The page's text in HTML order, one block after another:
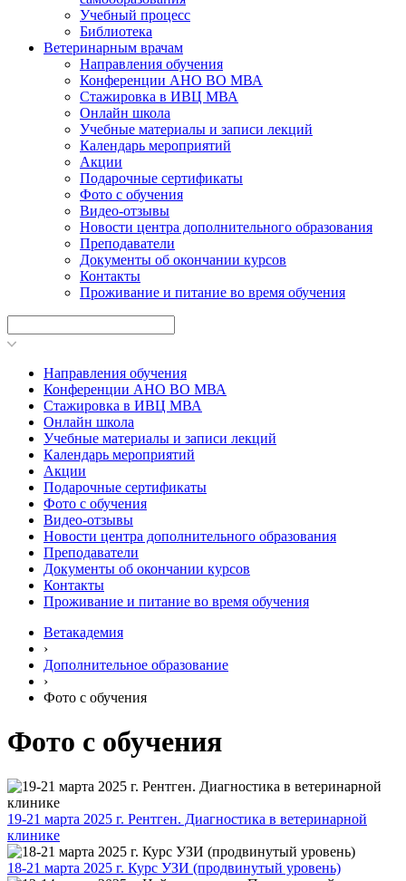
Учебный процесс
Библиотека
Ветеринарным врачам
Направления обучения
Конференции АНО ВО МВА
Стажировка в ИВЦ МВА
Онлайн школа
Учебные материалы и записи лекций
Календарь мероприятий
Акции
Подарочные сертификаты
Фото с обучения
Видео-отзывы
Новости центра дополнительного образования
Преподаватели
Документы об окончании курсов
Контакты
Проживание и питание во время обучения
Направления обучения
Конференции АНО ВО МВА
Стажировка в ИВЦ МВА
Онлайн школа
Учебные материалы и записи лекций
Календарь мероприятий
Акции
Подарочные сертификаты
Фото с обучения
Видео-отзывы
Новости центра дополнительного образования
Преподаватели
Документы об окончании курсов
Контакты
Проживание и питание во время обучения
Ветакадемия
›
Дополнительное образование
›
Фото с обучения
Фото с обучения
19-21 марта 2025 г. Рентген. Диагностика в ветеринарной
клинике
18-21 марта 2025 г. Курс УЗИ (продвинутый уровень)